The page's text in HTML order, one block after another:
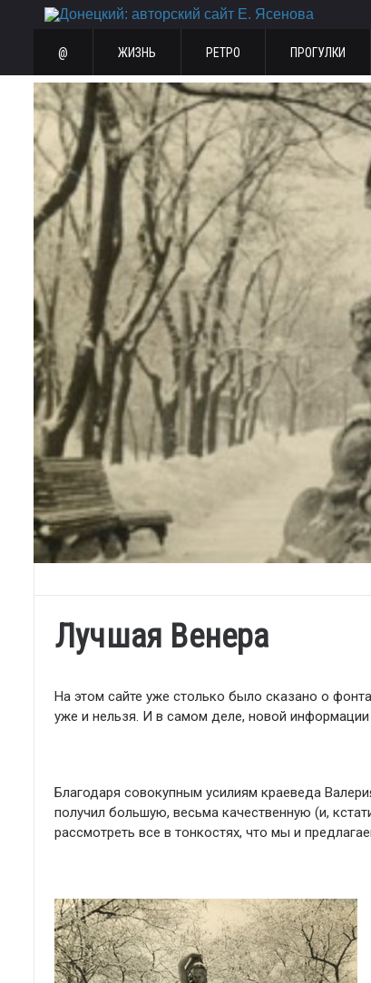
@ ЖИЗНЬ РЕТРО ПРОГУЛКИ
Лучшая Венера
На этом сайте уже столько было сказано о
уже и нельзя. И в самом деле, новой информации
Благодаря совокупным усилиям краеведа
получил большую, весьма качественную (и,
рассмотреть все в тонкостях, что мы и